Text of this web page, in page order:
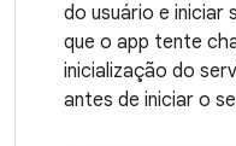
do usuário e iniciar
que o app tente
inicialização do
antes de iniciar o